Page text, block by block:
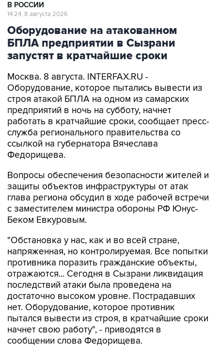
В РОССИИ
14:24, 8 августа 2026
Оборудование на атакованном
БПЛА предприятии в Сызрани
запустят в кратчайшие сроки
Москва. 8 августа. INTERFAX.RU -
Оборудование, которое пытались вывести из
строя атакой БПЛА на одном из самарских
предприятий в ночь на субботу, начнет
работать в кратчайшие сроки, сообщает пресс-
служба регионального правительства со
ссылкой на губернатора Вячеслава
Федорищева.
Вопросы обеспечения безопасности жителей и
защиты объектов инфраструктуры от атак
глава региона обсудил в ходе рабочей встречи
с заместителем министра обороны РФ Юнус-
Беком Евкуровым.
"Обстановка у нас, как и во всей стране,
напряженная, но контролируемая. Все попытки
противника поразить гражданские объекты,
отражаются... Сегодня в Сызрани ликвидация
последствий атаки была проведена на
достаточно высоком уровне. Пострадавших
нет. Оборудование, которое противник
пытался вывести из строя, в кратчайшие сроки
начнет свою работу", - приводятся в
сообщении слова Федорищева.